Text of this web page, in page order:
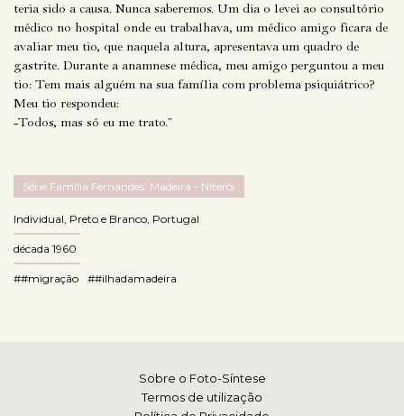
teria sido a causa. Nunca saberemos. Um dia o levei ao consultório
médico no hospital onde eu trabalhava, um médico amigo ficara de
avaliar meu tio, que naquela altura, apresentava um quadro de
gastrite. Durante a anamnese médica, meu amigo perguntou a meu
tio: Tem mais alguém na sua família com problema psiquiátrico?
Meu tio respondeu:
-Todos, mas só eu me trato.”
Série Família Fernandes: Madeira - Niterói
Individual, Preto e Branco, Portugal
década 1960
##migração ##ilhadamadeira
Sobre o Foto-Síntese
Termos de utilização